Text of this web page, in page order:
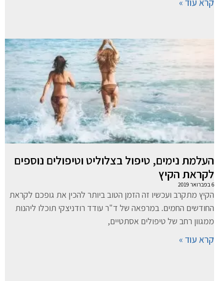
קרא עוד »
העלמת נימים, טיפול בצלוליט וטיפולים נוספים
לקראת הקיץ
6 בפברואר 2019
הקיץ מתקרב ועכשיו זה הזמן הטוב ביותר להכין את גופכם לקראת
החודשים החמים. במרפאה של ד"ר עודד רודניצקי תוכלו ליהנות
ממגוון רחב של טיפולים אסתטיים,
קרא עוד »